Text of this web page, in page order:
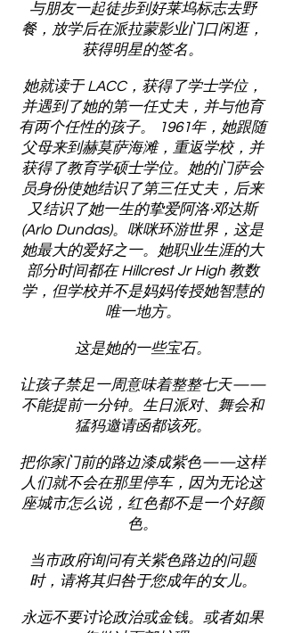
与朋友一起徒步到好莱坞标志去野
餐，放学后在派拉蒙影业门口闲逛，
获得明星的签名。
她就读于 LACC，获得了学士学位，
并遇到了她的第一任丈夫，并与他育
有两个任性的孩子。 1961年，她跟随
父母来到赫莫萨海滩，重返学校，并
获得了教育学硕士学位。她的门萨会
员身份使她结识了第三任丈夫，后来
又结识了她一生的挚爱阿洛·邓达斯
(Arlo Dundas)。咪咪环游世界，这是
她最大的爱好之一。她职业生涯的大
部分时间都在 Hillcrest Jr High 教数
学，但学校并不是妈妈传授她智慧的
唯一地方。
这是她的一些宝石。
让孩子禁足一周意味着整整七天——
不能提前一分钟。生日派对、舞会和
猛犸邀请函都该死。
把你家门前的路边漆成紫色——这样
人们就不会在那里停车，因为无论这
座城市怎么说，红色都不是一个好颜
色。
当市政府询问有关紫色路边的问题
时，请将其归咎于您成年的女儿。
永远不要讨论政治或金钱。或者如果